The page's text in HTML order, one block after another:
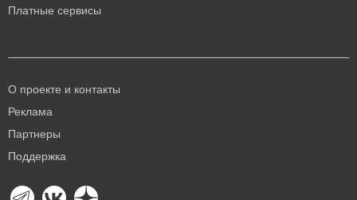
Платные сервисы
О проекте и контакты
Реклама
Партнеры
Поддержка